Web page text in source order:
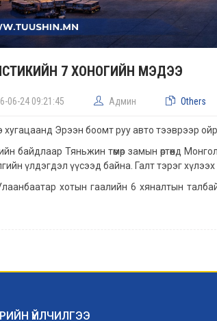
7 ХОНОГИЙН МЭДЭЭ
06-24 09:21:45 Админ Others
хугацаанд Эрээн боомт руу авто тээврээр
байдлаар Тяньжин төмөр замын өртөөнд
үлдэгдэл үүсээд байна. Галт тэрэг
хотын гаалийн 6 хяналтын
ҮЙЛЧИЛГЭЭ